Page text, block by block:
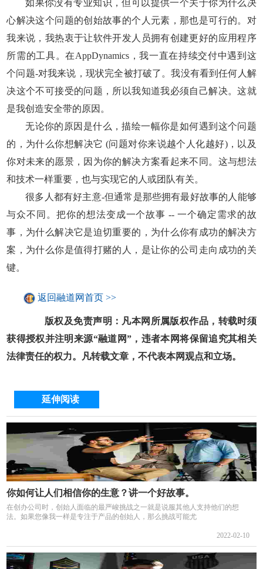
如果你没有专业知识，但可以提供一个关于你为什么决
心解决这个问题的创始故事的个人元素，那也是可行的。对
我来说，我热衷于让软件开发人员拥有创建更好的应用程序
所需的工具。在AppDynamics，我一直在持续交付中遇到这
个问题-对我来说，现状完全被打破了。我没有看到任何人解
决这个不可接受的问题，所以我知道我必须自己解决。这就
是我创造安全带的原因。
无论你的原因是什么，描绘一幅你是如何遇到这个问题
的，为什么你想解决它 (问题对你来说越个人化越好)，以及
你对未来的愿景，因为你的解决方案看起来不同。这与想法
和技术一样重要，也与实现它的人或团队有关。
很多人都有好主意-但通常是那些拥有最好故事的人能够
与众不同。把你的想法变成一个故事 -- 一个确定需求的故
事，为什么解决它是迫切重要的，为什么你有成功的解决方
案，为什么你是值得打赌的人，是让你的公司走向成功的关
键。
返回融道网首页 >>
版权及免责声明：凡本网所属版权作品，转载时须
获得授权并注明来源“融道网”，违者本网将保留追究其相关
法律责任的权力。凡转载文章，不代表本网观点和立场。
延伸阅读
你如何让人们相信你的生意？讲一个好故事。
在创办公司时，创始人面临的最严峻挑战之一就是说服其他人支持他们的想
法。如果您像我一样是专注于产品的创始人，那么挑战可能尤
2022-02-10